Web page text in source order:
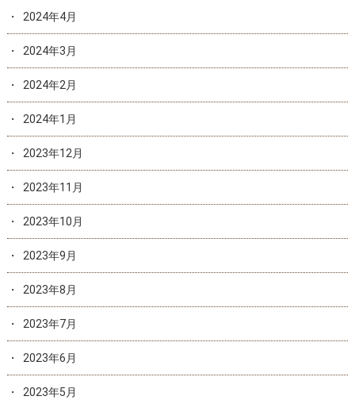
2024年4月
2024年3月
2024年2月
2024年1月
2023年12月
2023年11月
2023年10月
2023年9月
2023年8月
2023年7月
2023年6月
2023年5月